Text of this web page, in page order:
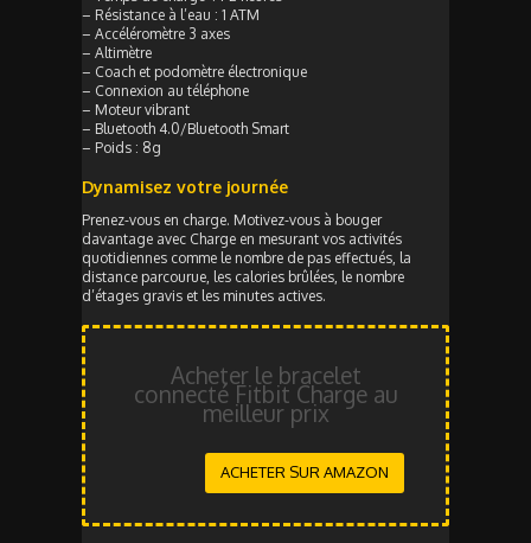
– Résistance à l’eau : 1 ATM
– Accéléromètre 3 axes
– Altimètre
– Coach et podomètre électronique
– Connexion au téléphone
– Moteur vibrant
– Bluetooth 4.0/Bluetooth Smart
– Poids : 8g
Dynamisez votre journée
Prenez-vous en charge. Motivez-vous à bouger
davantage avec Charge en mesurant vos activités
quotidiennes comme le nombre de pas effectués, la
distance parcourue, les calories brûlées, le nombre
d’étages gravis et les minutes actives.
Acheter le bracelet
connecté Fitbit Charge au
meilleur prix
ACHETER SUR AMAZON